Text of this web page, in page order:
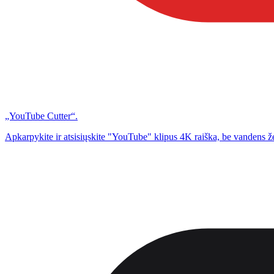
„YouTube Cutter“.
Apkarpykite ir atsisiųskite "YouTube" klipus 4K raiška, be vandens